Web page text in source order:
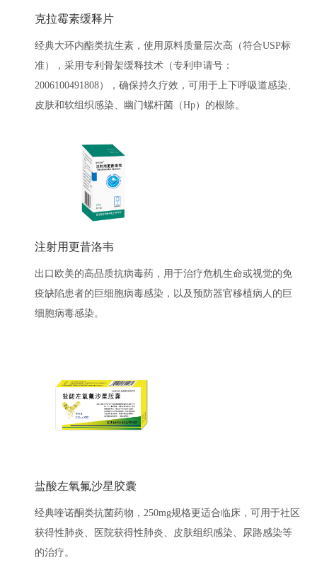
克拉霉素缓释片
经典大环内酯类抗生素，使用原料质量层次高（符合USP标
准），采用专利骨架缓释技术（专利申请号：
2006100491808），确保持久疗效，可用于上下呼吸道感染、
皮肤和软组织感染、幽门螺杆菌（Hp）的根除。
注射用更昔洛韦
出口欧美的高品质抗病毒药，用于治疗危机生命或视觉的免
疫缺陷患者的巨细胞病毒感染，以及预防器官移植病人的巨
细胞病毒感染。
盐酸左氧氟沙星胶囊
经典喹诺酮类抗菌药物，250mg规格更适合临床，可用于社区
获得性肺炎、医院获得性肺炎、皮肤组织感染、尿路感染等
的治疗。